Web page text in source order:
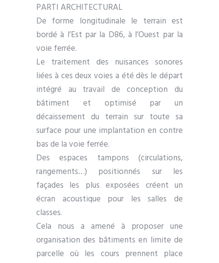
PARTI ARCHITECTURAL
De forme longitudinale le terrain est
bordé à l’Est par la D86, à l’Ouest par la
voie ferrée.
Le traitement des nuisances sonores
liées à ces deux voies a été dès le départ
intégré au travail de conception du
bâtiment et optimisé par un
décaissement du terrain sur toute sa
surface pour une implantation en contre
bas de la voie ferrée.
Des espaces tampons (circulations,
rangements…) positionnés sur les
façades les plus exposées créent un
écran acoustique pour les salles de
classes.
Cela nous a amené à proposer une
organisation des bâtiments en limite de
parcelle où les cours prennent place